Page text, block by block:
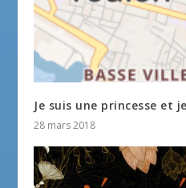
Je suis une princesse et
28 mars 2018